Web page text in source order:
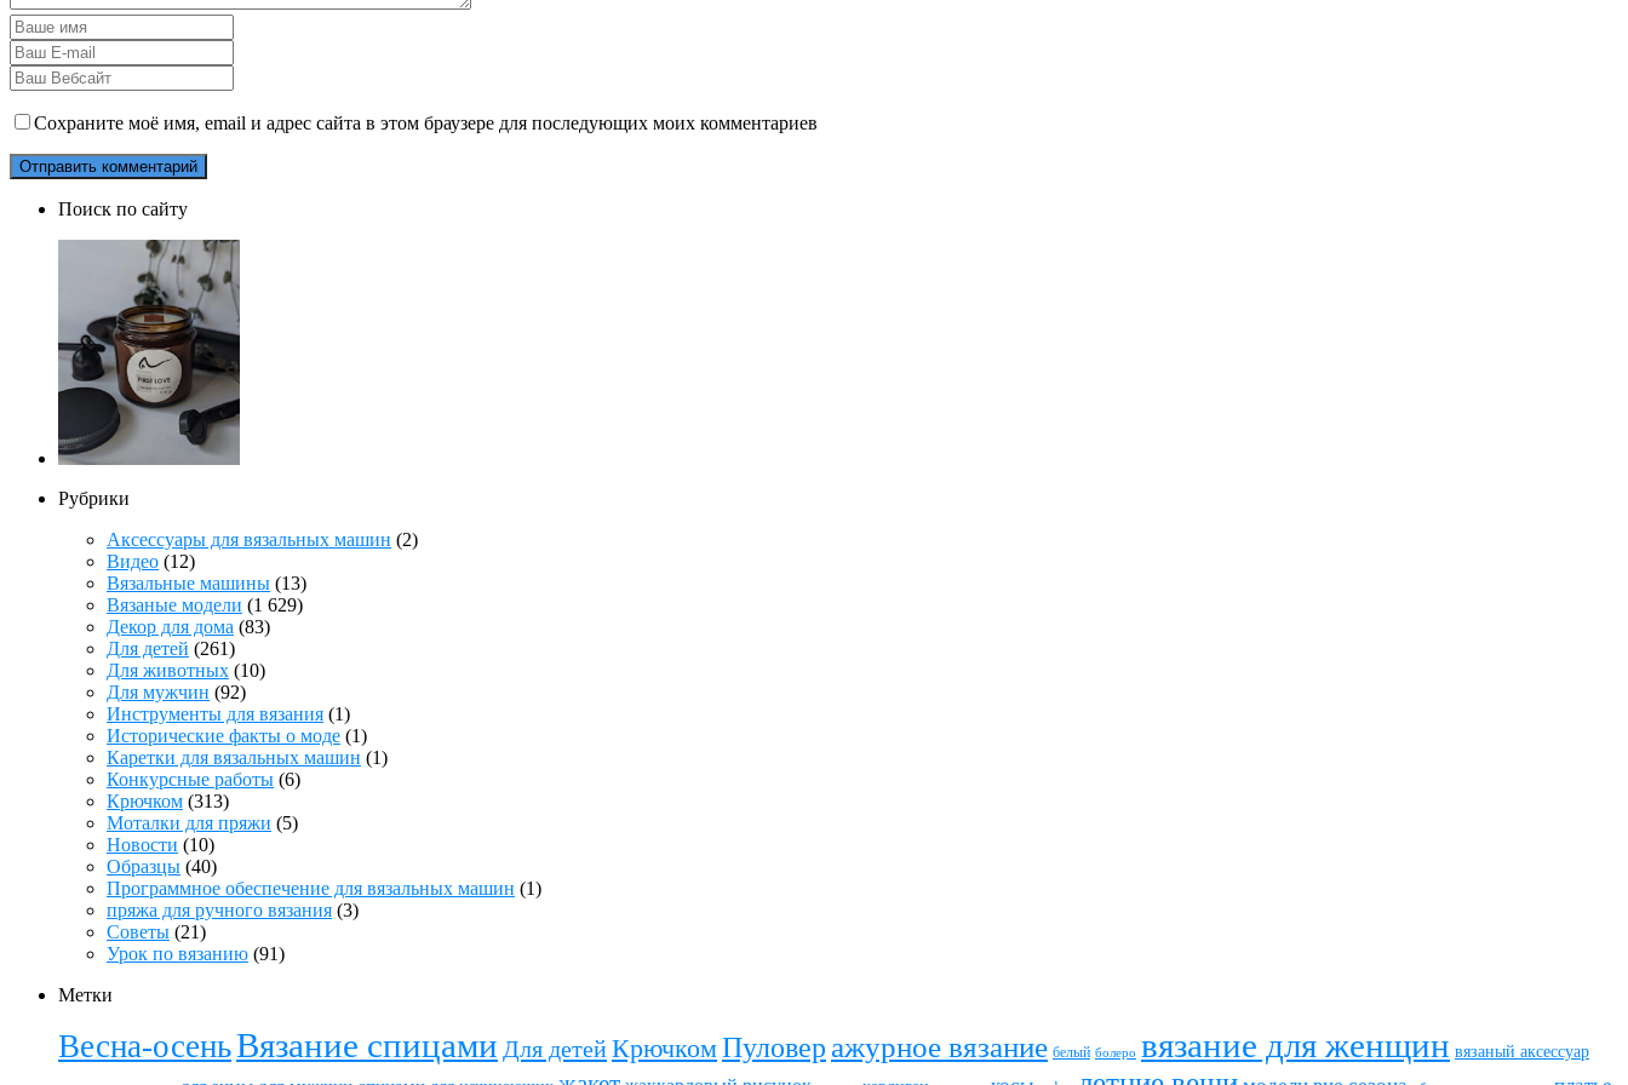
Сохраните моё имя, email и адрес сайта в этом браузере для последующих моих комментариев
Поиск по сайту
Рубрики
Аксессуары для вязальных машин (2)
Видео (12)
Вязальные машины (13)
Вязаные модели (1 629)
Декор для дома (83)
Для детей (261)
Для животных (10)
Для мужчин (92)
Инструменты для вязания (1)
Исторические факты о моде (1)
Каретки для вязальных машин (1)
Конкурсные работы (6)
Крючком (313)
Моталки для пряжи (5)
Новости (10)
Образцы (40)
Программное обеспечение для вязальных машин (1)
пряжа для ручного вязания (3)
Советы (21)
Урок по вязанию (91)
Метки
Весна-осеньВязание спицами Для детейКрючкомПуловер ажурное вязание белый болеро вязание для женщин вязаный аксессуар